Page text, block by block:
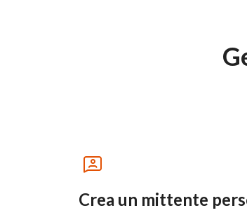
Crea un mittente